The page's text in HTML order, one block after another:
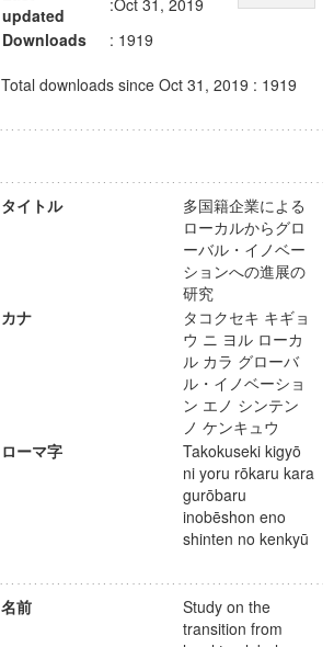
updated
:Oct 31, 2019
Downloads
: 1919
Total downloads since Oct 31, 2019 : 1919
タイトル
多国籍企業による
ローカルからグロ
ーバル・イノベー
ションへの進展の
研究
カナ
タコクセキ キギョ
ウ ニ ヨル ローカ
ル カラ グローバ
ル・イノベーショ
ン エノ シンテン
ノ ケンキュウ
ローマ字
Takokuseki kigyō
ni yoru rōkaru kara
gurōbaru
inobēshon eno
shinten no kenkyū
名前
Study on the
transition from